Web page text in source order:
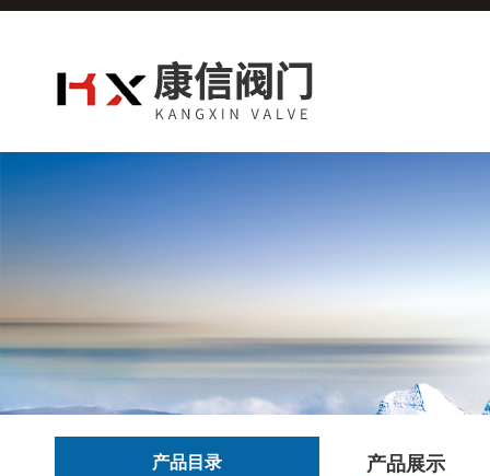
产品目录 产品展示